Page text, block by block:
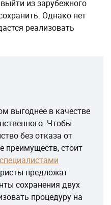
из зарубежного
Однако нет
реализовать
выгоднее в качестве
Чтобы
без отказа от
преимуществ, стоит
предложат
сохранения двух
процедуру на